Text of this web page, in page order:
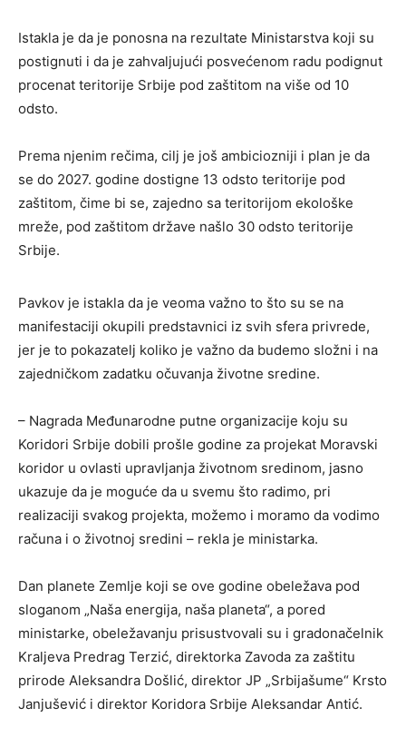
Istakla je da je ponosna na rezultate Ministarstva koji su
postignuti i da je zahvaljujući posvećenom radu podignut
procenat teritorije Srbije pod zaštitom na više od 10
odsto.
Prema njenim rečima, cilj je još ambiciozniji i plan je da
se do 2027. godine dostigne 13 odsto teritorije pod
zaštitom, čime bi se, zajedno sa teritorijom ekološke
mreže, pod zaštitom države našlo 30 odsto teritorije
Srbije.
Pavkov je istakla da je veoma važno to što su se na
manifestaciji okupili predstavnici iz svih sfera privrede,
jer je to pokazatelj koliko je važno da budemo složni i na
zajedničkom zadatku očuvanja životne sredine.
– Nagrada Međunarodne putne organizacije koju su
Koridori Srbije dobili prošle godine za projekat Moravski
koridor u ovlasti upravljanja životnom sredinom, jasno
ukazuje da je moguće da u svemu što radimo, pri
realizaciji svakog projekta, možemo i moramo da vodimo
računa i o životnoj sredini – rekla je ministarka.
Dan planete Zemlje koji se ove godine obeležava pod
sloganom „Naša energija, naša planeta“, a pored
ministarke, obeležavanju prisustvovali su i gradonačelnik
Kraljeva Predrag Terzić, direktorka Zavoda za zaštitu
prirode Aleksandra Došlić, direktor JP „Srbijašume“ Krsto
Janjušević i direktor Koridora Srbije Aleksandar Antić.